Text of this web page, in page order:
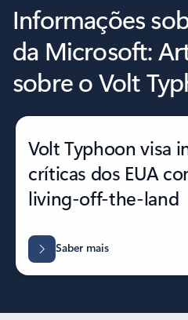
Informações
da Microsoft:
sobre o Volt
Volt Typhoon visa
críticas dos EUA
living-off-the-land
Saber mais